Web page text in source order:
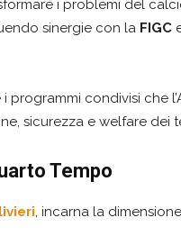
i problemi del
sinergie con la FIGC
condivisi che
sicurezza e welfare dei
Tempo
, incarna la